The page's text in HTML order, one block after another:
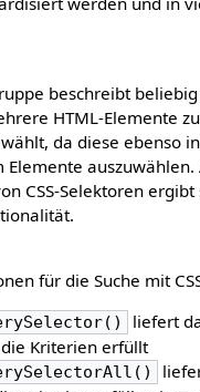
beschreibt
HTML-Elemente
da diese ebenso
Elemente
CSS-Selektoren ergibt
für die Suche mit
liefert
Kriterien erfüllt